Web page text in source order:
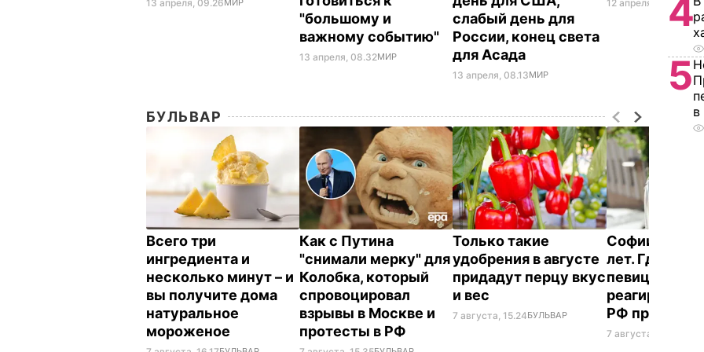
13 апреля, 09.26МИР
"большому и
важному событию"
13 апреля, 08.32МИР
слабый день для
России, конец света
для Асада
13 апреля, 08.13МИР
12 апреля, 21.43МИР
БУЛЬВАР
Всего три
ингредиента и
несколько минут – и
вы получите дома
натуральное
мороженое
Как с Путина
"снимали мерку" для
Колобка, который
спровоцировал
взрывы в Москве и
протесты в РФ
Только такие
удобрения в августе
придадут перцу вкус
и вес
7 августа, 15.24БУЛЬВАР
Софии Ротару
лет. Где
певица и как
реагирует на
РФ против
7 августа, 14.33
4
5
в